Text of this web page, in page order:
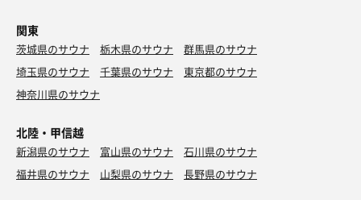
関東
茨城県のサウナ 栃木県のサウナ
群馬県のサウナ
埼玉県のサウナ
千葉県のサウナ
東京都のサウナ
神奈川県のサウナ
北陸・甲信越
新潟県のサウナ 富山県のサウナ
石川県のサウナ
福井県のサウナ
山梨県のサウナ 長野県のサウナ